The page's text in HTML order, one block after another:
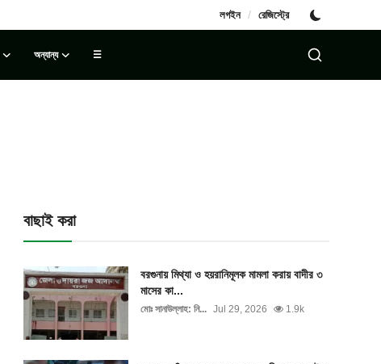
লগইন / রেজিস্ট্রে
অন্যান্য ☰
বাছাই করা
বরগুনায় মিথ্যা ও হয়রানিমূলক মামলা করায় বাদীর ৩
মাসের কা...
মোঃ সানাউল্লাহ: নি... Jul 29, 2026 1.9k